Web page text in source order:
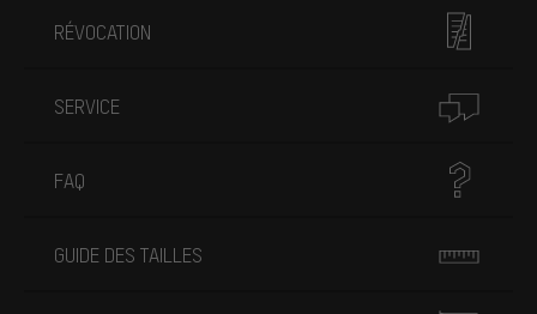
RÉVOCATION
SERVICE
FAQ
GUIDE DES TAILLES